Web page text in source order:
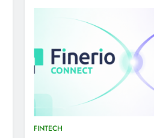
FINTECH